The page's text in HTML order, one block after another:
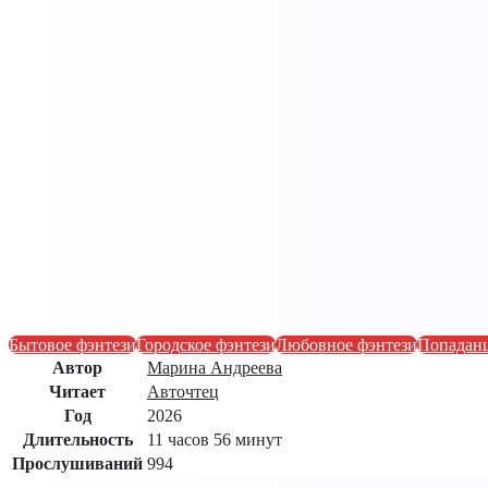
Бытовое фэнтезиГородское фэнтезиЛюбовное фэнтези
Автор
Марина Андреева
Читает
Авточтец
Год
2026
Длительность
11 часов 56 минут
Прослушиваний 994